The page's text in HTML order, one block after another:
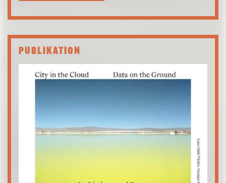
PUBLIKATION